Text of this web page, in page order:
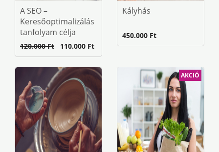
A SEO –
Keresőoptimalizálás
tanfolyam célja
120.000 Ft 110.000 Ft
Kályhás
450.000 Ft
AKCIÓ